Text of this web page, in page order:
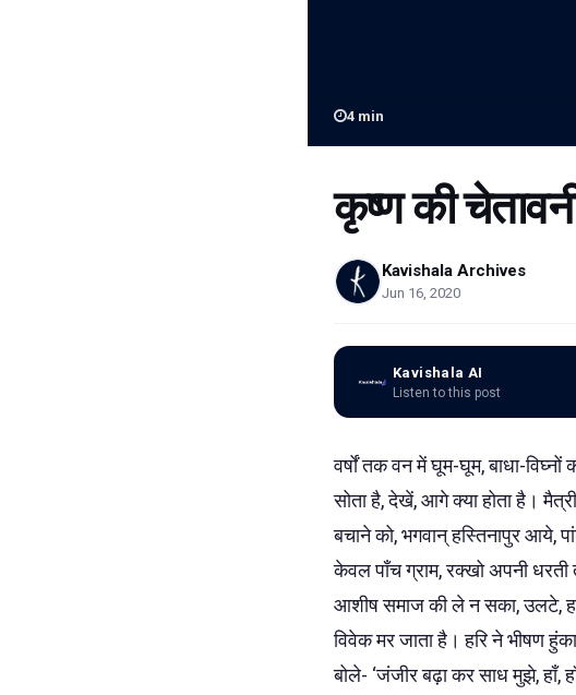
4 min
कृष्ण की
Kavishala Archives
Jun 16, 2020
Kavishala AI
Listen to this post
वर्षों तक वन में घूम-घूम, बाधा-
सोता है, देखें, आगे क्या होता है।
बचाने को, भगवान् हस्तिनापुर आये,
केवल पाँच ग्राम, रक्खो अपनी
आशीष समाज की ले न सका, उलटे,
विवेक मर जाता है। हरि ने भीषण
बोले- ‘जंजीर बढ़ा कर साध मुझे,